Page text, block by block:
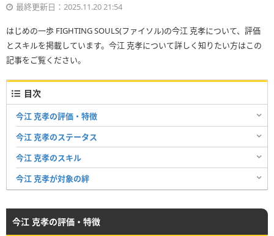
最終更新日：2025.11.20 21:54
はじめの一歩 FIGHTING SOULS(ファイソル)の今江 克孝について、評価
とスキルを掲載しています。今江 克孝について詳しく知りたい方はこの
記事をご覧ください。
目次
今江 克孝の評価・特徴
今江 克孝のステータス
今江 克孝のスキル
今江 克孝が対象の絆
今江 克孝の評価・特徴